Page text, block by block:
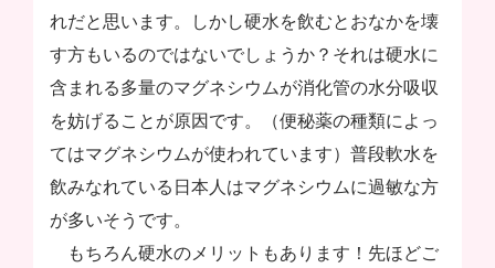
れだと思います。しかし硬水を飲むとおなかを壊
す方もいるのではないでしょうか？それは硬水に
含まれる多量のマグネシウムが消化管の水分吸収
を妨げることが原因です。（便秘薬の種類によっ
てはマグネシウムが使われています）普段軟水を
飲みなれている日本人はマグネシウムに過敏な方
が多いそうです。
もちろん硬水のメリットもあります！先ほどご